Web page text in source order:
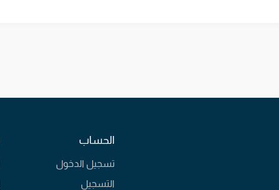
الحساب
تسجيل الدخول
التسجيل